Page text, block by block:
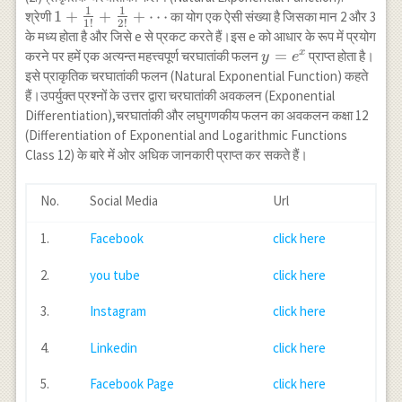
श्रेणी1+\frac{1}
{1!}+\frac{1}
{2!}+\cdots
1 + 1 !
1 + 2!
1 + ⋯ का योग एक ऐसी संख्या है जिसका मान 2 और 3
के मध्य होता है और जिसे e से प्रकट करते हैं।इस e को आधार के रूप में प्रयोग
करने पर हमें एक अत्यन्त महत्त्वपूर्ण चरघातांकी फलनy=e^{x}
y = ex प्राप्त होता है।
इसे प्राकृतिक चरघातांकी फलन (Natural Exponential Function) कहते
हैं।उपर्युक्त प्रश्नों के उत्तर द्वारा चरघातांकी अवकलन (Exponential
Differentiation),चरघातांकी और लघुगणकीय फलन का अवकलन कक्षा 12
(Differentiation of Exponential and Logarithmic Functions
Class 12) के बारे में ओर अधिक जानकारी प्राप्त कर सकते हैं।
No. Social Media Url
1. Facebook click here
2. you tube click here
3. Instagram click here
4. Linkedin click here
5. Facebook Page click here